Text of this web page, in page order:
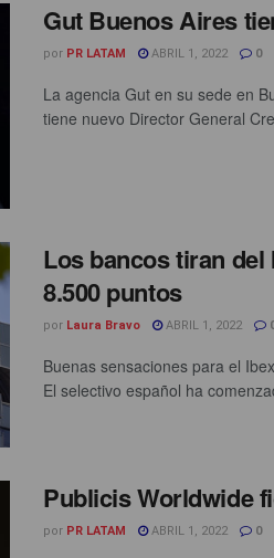
Gut Buenos Aires
por PR LATAM ABRIL 1, 2022 0
La agencia Gut en su sede en
tiene nuevo Director General
Los bancos tiran del
8.500 puntos
por Laura Bravo ABRIL 1, 2022
Buenas sensaciones para el
El selectivo español ha
Publicis Worldwide
por PR LATAM ABRIL 1, 2022 0